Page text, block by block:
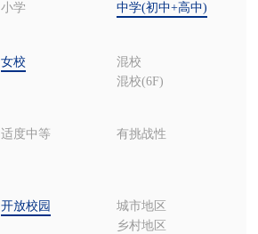
小学 中学(初中+高中)
女校
混校
混校(6F)
适度中等
有挑战性
开放校园
城市地区
乡村地区